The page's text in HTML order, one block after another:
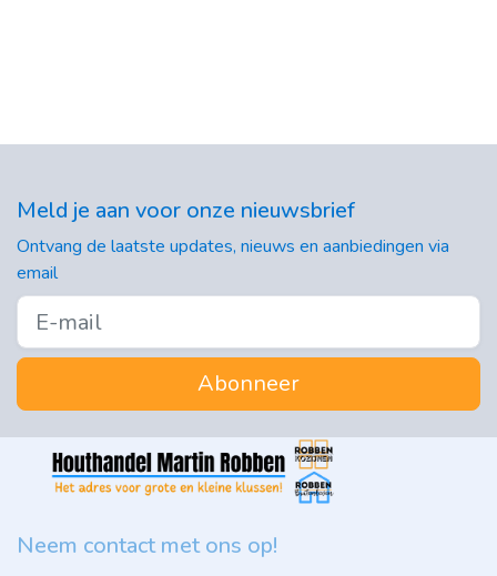
Meld je aan voor onze nieuwsbrief
Ontvang de laatste updates, nieuws en aanbiedingen via
email
Abonneer
Neem contact met ons op!